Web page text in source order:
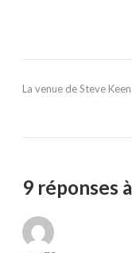
La venue de Steve
9 réponses